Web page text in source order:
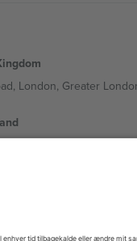
London, Greater